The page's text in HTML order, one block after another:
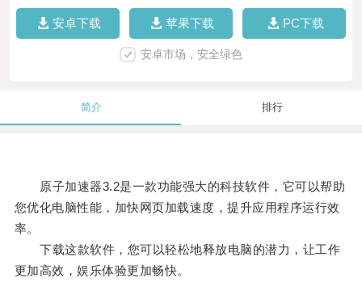
安卓下载 苹果下载 PC下载
安卓市场，安全绿色
简介 排行
原子加速器3.2是一款功能强大的科技软件，它可以帮助
您优化电脑性能，加快网页加载速度，提升应用程序运行效
率。
下载这款软件，您可以轻松地释放电脑的潜力，让工作
更加高效，娱乐体验更加畅快。